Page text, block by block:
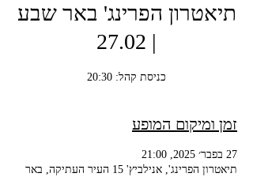
תיאטרון הפרינג' באר שבע
| 27.02
כניסת קהל: 20:30
זמן ומיקום המופע
27 בפבר׳ 2025, 21:00
תיאטרון הפרינג', אנילביץ' 15 העיר העתיקה, באר